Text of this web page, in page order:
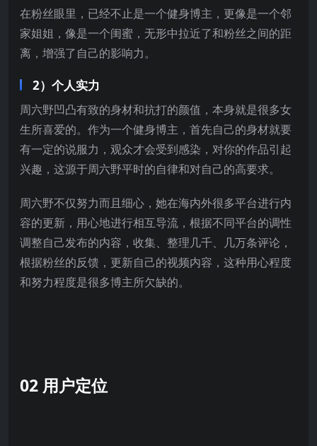
在粉丝眼里，已经不止是一个健身博主，更像是一个邻
家姐姐，像是一个闺蜜，无形中拉近了和粉丝之间的距
离，增强了自己的影响力。
2）个人实力
周六野凹凸有致的身材和抗打的颜值，本身就是很多女
生所喜爱的。作为一个健身博主，首先自己的身材就要
有一定的说服力，观众才会受到感染，对你的作品引起
兴趣，这源于周六野平时的自律和对自己的高要求。
周六野不仅努力而且细心，她在海内外很多平台进行内
容的更新，用心地进行相互导流，根据不同平台的调性
调整自己发布的内容，收集、整理几千、几万条评论，
根据粉丝的反馈，更新自己的视频内容，这种用心程度
和努力程度是很多博主所欠缺的。
02 用户定位